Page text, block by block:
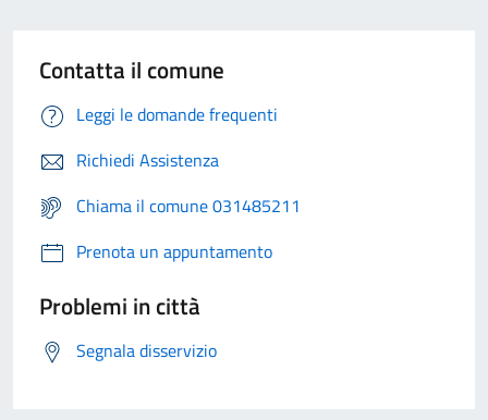
Contatta il comune
Leggi le domande frequenti
Richiedi Assistenza
Chiama il comune 031485211
Prenota un appuntamento
Problemi in città
Segnala disservizio